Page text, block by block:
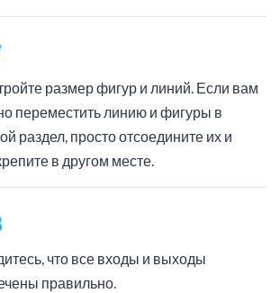
размер фигур и линий. Если вам
переместить линию и фигуры в
раздел, просто отсоедините их и
в другом месте.
что все входы и выходы
правильно.